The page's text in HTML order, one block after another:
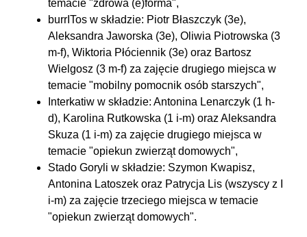
temacie "zdrowa (e)forma",
burrITos w składzie: Piotr Błaszczyk (3e),
Aleksandra Jaworska (3e), Oliwia Piotrowska (3
m-f), Wiktoria Płóciennik (3e) oraz Bartosz
Wielgosz (3 m-f) za zajęcie drugiego miejsca w
temacie "mobilny pomocnik osób starszych",
Interkatiw w składzie: Antonina Lenarczyk (1 h-
d), Karolina Rutkowska (1 i-m) oraz Aleksandra
Skuza (1 i-m) za zajęcie drugiego miejsca w
temacie "opiekun zwierząt domowych",
Stado Goryli w składzie: Szymon Kwapisz,
Antonina Latoszek oraz Patrycja Lis (wszyscy z I
i-m) za zajęcie trzeciego miejsca w temacie
"opiekun zwierząt domowych".